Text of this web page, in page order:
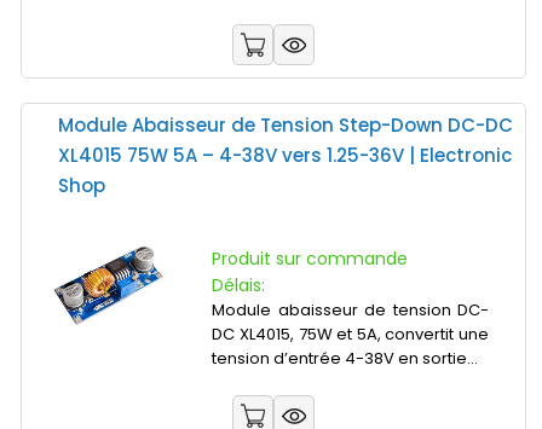
Module Abaisseur de Tension Step-Down DC-DC
XL4015 75W 5A – 4-38V vers 1.25-36V | Electronic
Shop
Produit sur commande
Délais:
Module abaisseur de tension DC-
DC XL4015, 75W et 5A, convertit une
tension d’entrée 4-38V en sortie...